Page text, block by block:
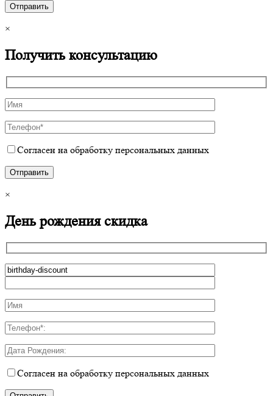
×
Получить консультацию
Согласен на обработку персональных данных
×
День рождения скидка
Согласен на обработку персональных данных